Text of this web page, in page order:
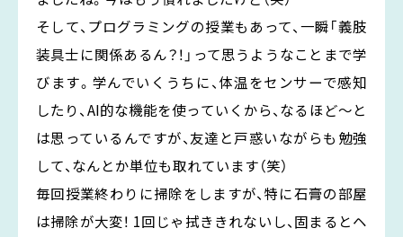
そして、プログラミングの授業もあって、一瞬「義肢
装具士に関係あるん？！」って思うようなことまで学
びます。学んでいくうちに、体温をセンサーで感知
したり、AI的な機能を使っていくから、なるほど〜と
は思っているんですが、友達と戸惑いながらも勉強
して、なんとか単位も取れています（笑）
毎回授業終わりに掃除をしますが、特に石膏の部屋
は掃除が大変！ 1回じゃ拭ききれないし、固まるとヘ